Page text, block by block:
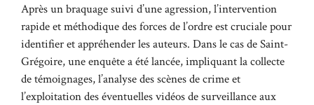
Après un braquage suivi d’une agression, l’intervention
rapide et méthodique des forces de l’ordre est cruciale pour
identifier et appréhender les auteurs. Dans le cas de Saint-
Grégoire, une enquête a été lancée, impliquant la collecte
de témoignages, l’analyse des scènes de crime et
l’exploitation des éventuelles vidéos de surveillance aux